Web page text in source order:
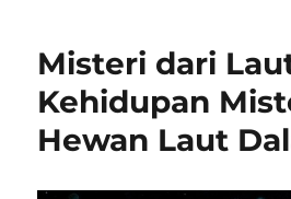
Misteri dari
Kehidupan
Hewan Laut